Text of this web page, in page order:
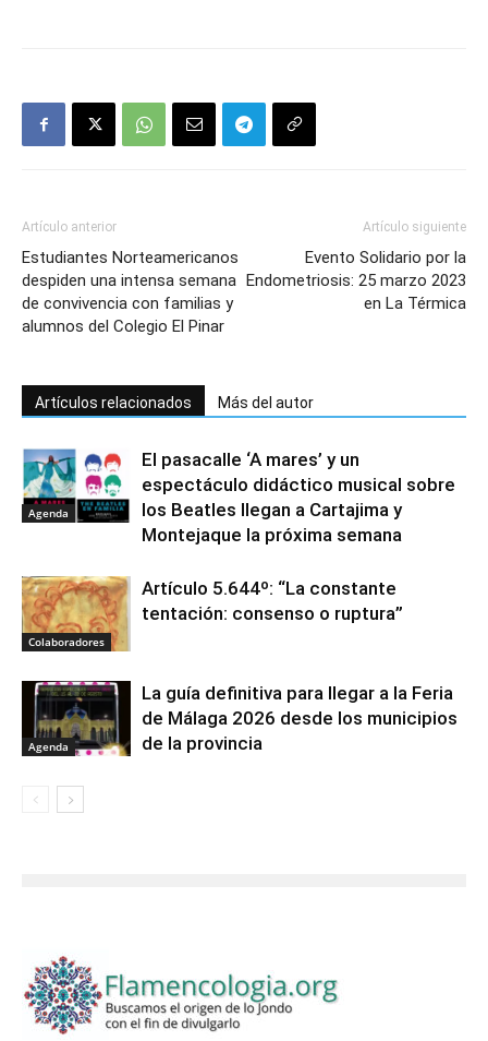
Artículo anterior
Estudiantes Norteamericanos
despiden una intensa semana
de convivencia con familias y
alumnos del Colegio El Pinar
Artículo siguiente
Evento Solidario por la
Endometriosis: 25 marzo 2023
en La Térmica
Artículos relacionados Más del autor
Agenda
El pasacalle ‘A mares’ y un
espectáculo didáctico musical sobre
los Beatles llegan a Cartajima y
Montejaque la próxima semana
Colaboradores
Artículo 5.644º: “La constante
tentación: consenso o ruptura”
Agenda
La guía definitiva para llegar a la Feria
de Málaga 2026 desde los municipios
de la provincia